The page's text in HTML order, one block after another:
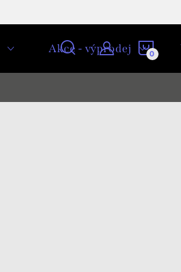
Akce - výprodej